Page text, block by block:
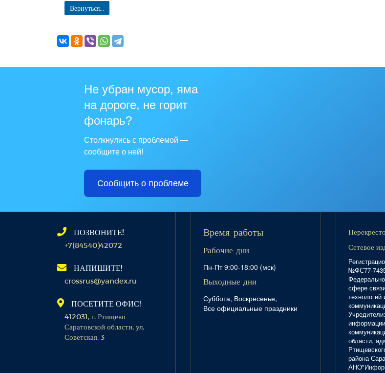
Вернуться...
Не убран мусор, яма
на дороге, не горит
фонарь?
Столкнулись с проблемой —
сообщите о ней!
Сообщить о проблеме
ПОЗВОНИТЕ!
+7(84540)42072
НАПИШИТЕ!
crossrus@yandex.ru
ПОСЕТИТЕ ОФИС!
412031, г. Ртищево
Саратовской области, ул.
Советская, 3
Время работы
Рабочие дни
Пн-Пт 9:00-18:00 (мск)
Выходные дни
Суббота, Воскресенье,
Все официальные праздники
Сетевое
№ФС77-
сфере
области,
района